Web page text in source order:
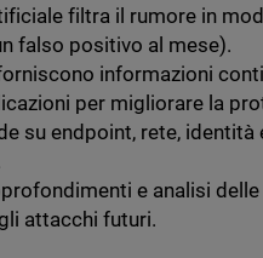
filtra il rumore in
falso positivo al mese).
informazioni
per migliorare la
su endpoint, rete, identità
e analisi delle
attacchi futuri.